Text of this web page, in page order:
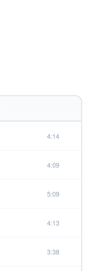
4:14
4:09
5:09
4:13
3:38